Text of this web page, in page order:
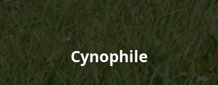
Cynophile